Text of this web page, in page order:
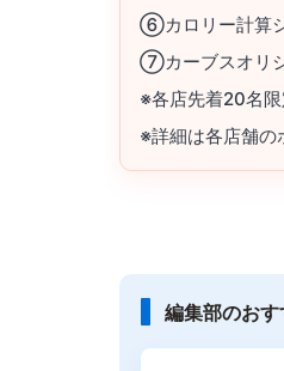
⑥カロリー計算
⑦カーブスオリ
※各店先着20名限
※詳細は各店舗の
編集部のおす